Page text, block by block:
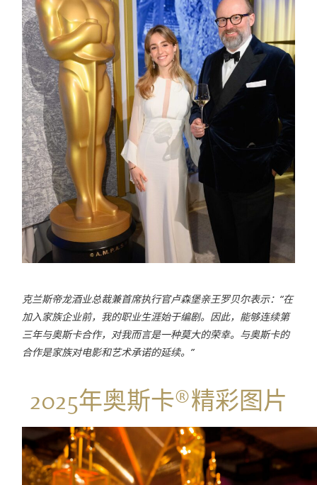
克兰斯帝龙酒业总裁兼首席执行官卢森堡亲王罗贝尔表示：“在
加入家族企业前，我的职业生涯始于编剧。因此，能够连续第
三年与奥斯卡合作，对我而言是一种莫大的荣幸。与奥斯卡的
合作是家族对电影和艺术承诺的延续。”
2025年奥斯卡®精彩图片